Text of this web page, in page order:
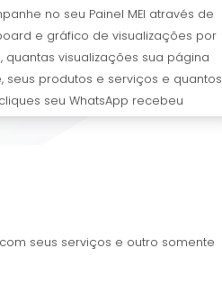
no seu Painel MEI através de
e gráfico de visualizações por
quantas visualizações sua página
seus produtos e serviços e quantos
seu WhatsApp recebeu
seus serviços e outro somente